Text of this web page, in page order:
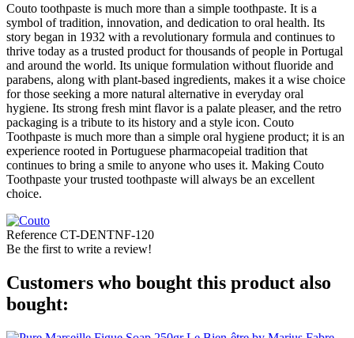
Couto toothpaste is much more than a simple toothpaste. It is a
symbol of tradition, innovation, and dedication to oral health. Its
story began in 1932 with a revolutionary formula and continues to
thrive today as a trusted product for thousands of people in Portugal
and around the world. Its unique formulation without fluoride and
parabens, along with plant-based ingredients, makes it a wise choice
for those seeking a more natural alternative in everyday oral
hygiene. Its strong fresh mint flavor is a palate pleaser, and the retro
packaging is a tribute to its history and a style icon. Couto
Toothpaste is much more than a simple oral hygiene product; it is an
experience rooted in Portuguese pharmacopeial tradition that
continues to bring a smile to anyone who uses it. Making Couto
Toothpaste your trusted toothpaste will always be an excellent
choice.
Reference CT-DENTNF-120
Be the first to write a review!
Customers who bought this product also
bought: